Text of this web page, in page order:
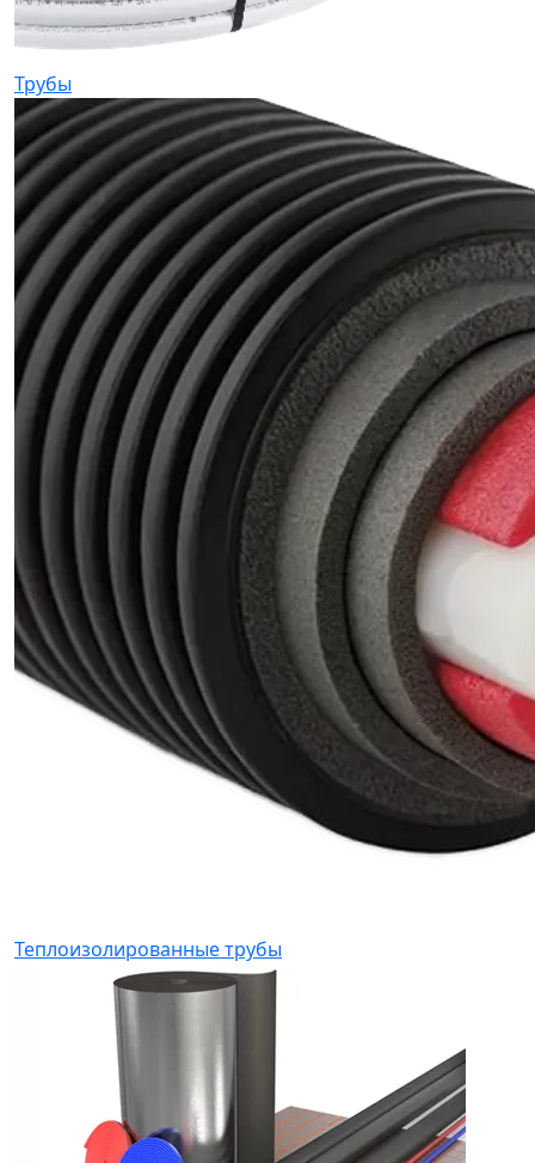
Трубы
Теплоизолированные трубы